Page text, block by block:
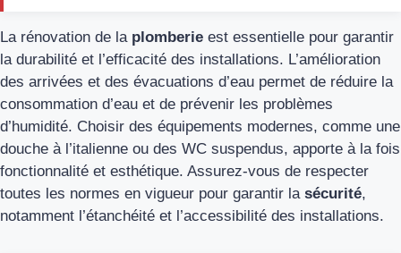
La rénovation de la plomberie est essentielle pour garantir
la durabilité et l’efficacité des installations. L’amélioration
des arrivées et des évacuations d’eau permet de réduire la
consommation d’eau et de prévenir les problèmes
d’humidité. Choisir des équipements modernes, comme une
douche à l’italienne ou des WC suspendus, apporte à la fois
fonctionnalité et esthétique. Assurez-vous de respecter
toutes les normes en vigueur pour garantir la sécurité,
notamment l’étanchéité et l’accessibilité des installations.